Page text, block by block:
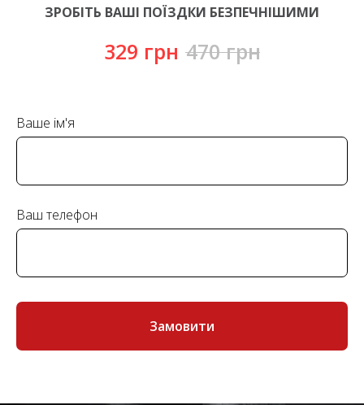
ЗРОБІТЬ ВАШІ ПОЇЗДКИ БЕЗПЕЧНІШИМИ
329 грн 470 грн
Ваше ім'я
Ваш телефон
Замовити